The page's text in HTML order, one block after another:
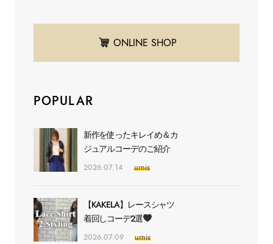
ONLINE SHOP
POPULAR
新作を使ったキレイめ＆カ
ジュアルコーデのご紹介
2026.07.14 urnis
【KAKELA】レースシャツ
着回しコーデ2選
2026.07.09 urnis